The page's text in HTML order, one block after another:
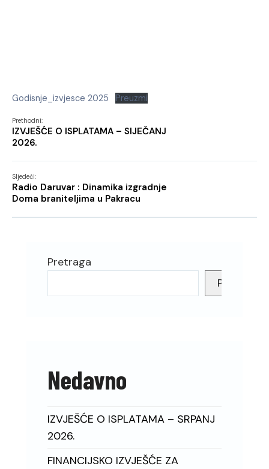
Godisnje_izvjesce 2025 Preuzmi
Prethodni:
IZVJEŠĆE O ISPLATAMA – SIJEČANJ
2026.
Sljedeći:
Radio Daruvar : Dinamika izgradnje
Doma braniteljima u Pakracu
Pretraga
Pretraga
Nedavno
IZVJEŠĆE O ISPLATAMA – SRPANJ
2026.
FINANCIJSKO IZVJEŠĆE ZA